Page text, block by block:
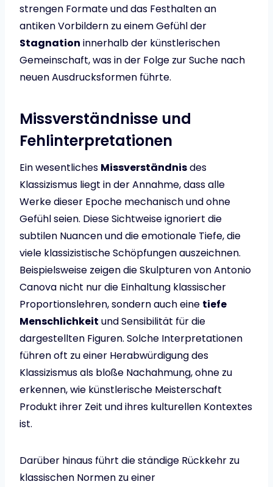
strengen Formate und das Festhalten an
antiken Vorbildern zu einem Gefühl der
Stagnation innerhalb der künstlerischen
Gemeinschaft, was in der Folge zur Suche nach
neuen Ausdrucksformen führte.
Missverständnisse und
Fehlinterpretationen
Ein wesentliches Missverständnisdes
Klassizismus liegt in der Annahme, dass alle
Werke dieser Epoche mechanisch und ohne
Gefühl seien. Diese Sichtweise ignoriert die
subtilen Nuancen und die emotionale Tiefe, die
viele klassizistische Schöpfungen auszeichnen.
Beispielsweise zeigen die Skulpturen von Antonio
Canova nicht nur die Einhaltung klassischer
Proportionslehren, sondern auch eine tiefe
Menschlichkeit und Sensibilität für die
dargestellten Figuren. Solche Interpretationen
führen oft zu einer Herabwürdigung des
Klassizismus als bloße Nachahmung, ohne zu
erkennen, wie künstlerische Meisterschaft
Produkt ihrer Zeit und ihres kulturellen Kontextes
ist.
Darüber hinaus führt die ständige Rückkehr zu
klassischen Normen zu einer